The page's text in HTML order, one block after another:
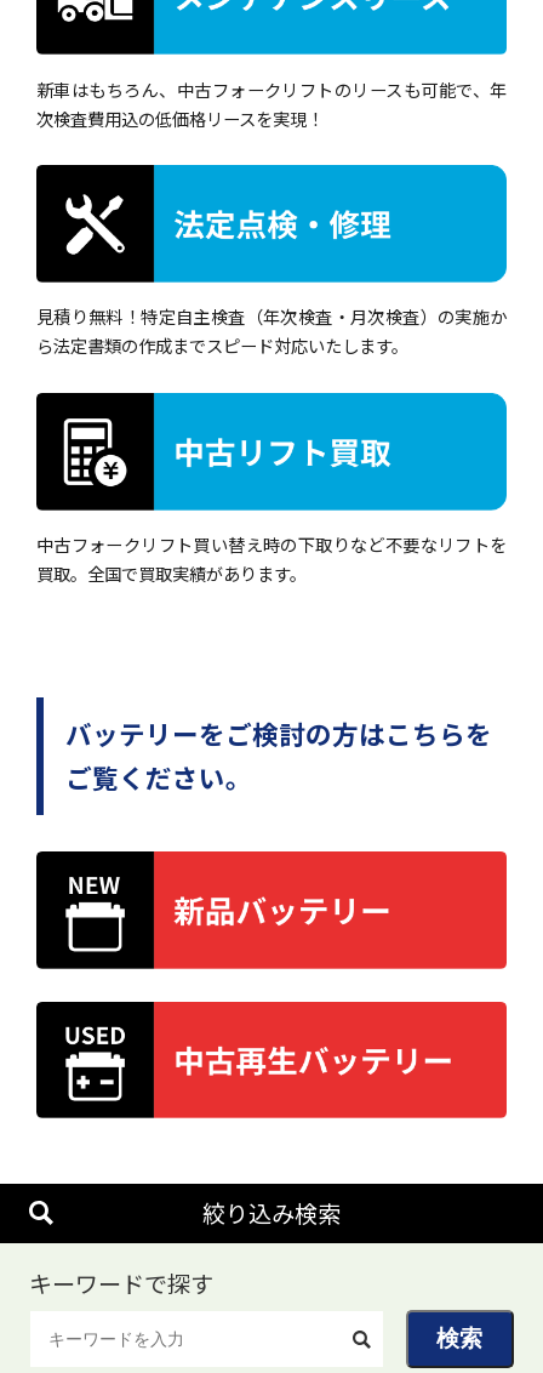
絞り込み検索
キーワードで探す
新車はもちろん、中古フォークリフトのリースも可能で、年
次検査費用込の低価格リースを実現！
見積り無料！特定自主検査（年次検査・月次検査）の実施か
ら法定書類の作成までスピード対応いたします。
中古フォークリフト買い替え時の下取りなど不要なリフトを
買取。全国で買取実績があります。
バッテリーをご検討の方はこちらを
ご覧ください。